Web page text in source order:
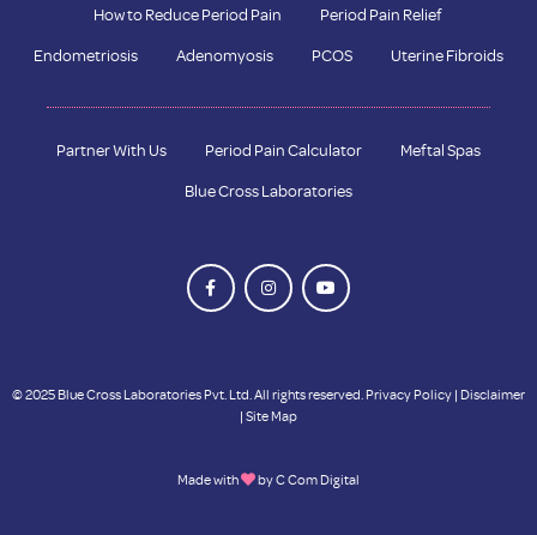
How to Reduce Period Pain
Period Pain Relief
Endometriosis
Adenomyosis PCOS Uterine Fibroids
Partner With Us Period Pain Calculator
Meftal Spas
Blue Cross Laboratories
© 2025 Blue Cross Laboratories Pvt. Ltd. All rights reserved. Privacy Policy| Disclaimer
| Site Map
Made with byC Com Digital